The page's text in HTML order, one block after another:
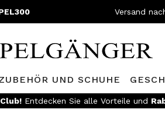
Versand
UND SCHUHE
Werden Sie Mitglied imDoppelganger